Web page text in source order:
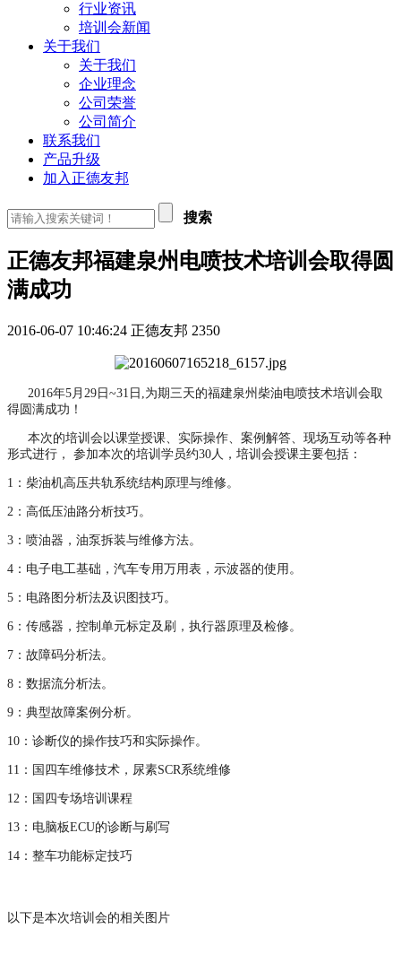
行业资讯
培训会新闻
关于我们
关于我们
企业理念
公司荣誉
公司简介
联系我们
产品升级
加入正德友邦
搜索
正德友邦福建泉州电喷技术培训会取得圆
满成功
2016-06-07 10:46:24 正德友邦 2350
2016年5月 29日~31日, 为期三天的福建泉州柴油电喷技术培训会取
得圆满成功！
本次的培训会以课堂授课、实际操作、案例解答、现场互动等各种
形式进行， 参加本次的培训学员约30 人，培训会授课主要包括：
1 ：柴油机高压共轨系统结构原理与维修。
2 ：高低压油路分析技巧。
3 ：喷油器，油泵拆装与维修方法。
4 ：电子电工基础，汽车专用万用表，示波器的使用。
5 ：电路图分析法及识图技巧。
6 ：传感器，控制单元标定及刷，执行器原理及检修。
7 ：故障码分析法。
8 ：数据流分析法。
9 ：典型故障案例分析。
10 ：诊断仪的操作技巧和实际操作。
11 ：国四车维修技术，尿素SCR系统维修
12 ：国四专场培训课程
13 ：电脑板ECU的诊断与刷写
14 ：整车功能标定技巧
以下是本次培训会的相关图片